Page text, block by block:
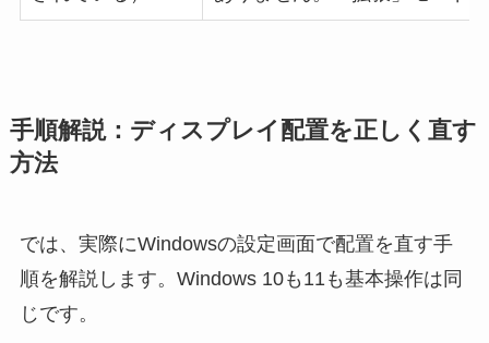
手順解説：ディスプレイ配置を正しく直す
方法
では、実際にWindowsの設定画面で配置を直す手
順を解説します。Windows 10も11も基本操作は同
じです。